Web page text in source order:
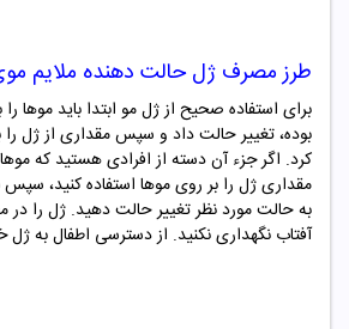
طرز مصرف ژل حالت دهنده ملایم
برای استفاده صحیح از ژل مو ابتدا باید موها
بوده، تغییر حالت داد و سپس مقداری از ژل را
کرد. اگر جزء آن دسته از افرادی هستید که
مقداری ژل را بر روی موها استفاده کنید،
به حالت مورد نظر تغییر حالت دهید. ژل را
آفتاب نگهداری نکنید. از دسترسی اطفال به ژل